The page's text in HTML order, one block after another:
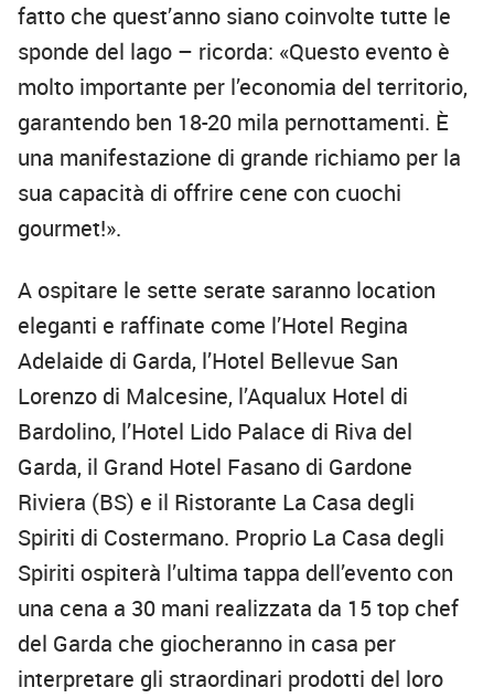
fatto che quest’anno siano coinvolte tutte le
sponde del lago – ricorda: «Questo evento è
molto importante per l’economia del territorio,
garantendo ben 18-20 mila pernottamenti. È
una manifestazione di grande richiamo per la
sua capacità di offrire cene con cuochi
gourmet!».
A ospitare le sette serate saranno location
eleganti e raffinate come l’Hotel Regina
Adelaide di Garda, l’Hotel Bellevue San
Lorenzo di Malcesine, l’Aqualux Hotel di
Bardolino, l’Hotel Lido Palace di Riva del
Garda, il Grand Hotel Fasano di Gardone
Riviera (BS) e il Ristorante La Casa degli
Spiriti di Costermano. Proprio La Casa degli
Spiriti ospiterà l’ultima tappa dell’evento con
una cena a 30 mani realizzata da 15 top chef
del Garda che giocheranno in casa per
interpretare gli straordinari prodotti del loro